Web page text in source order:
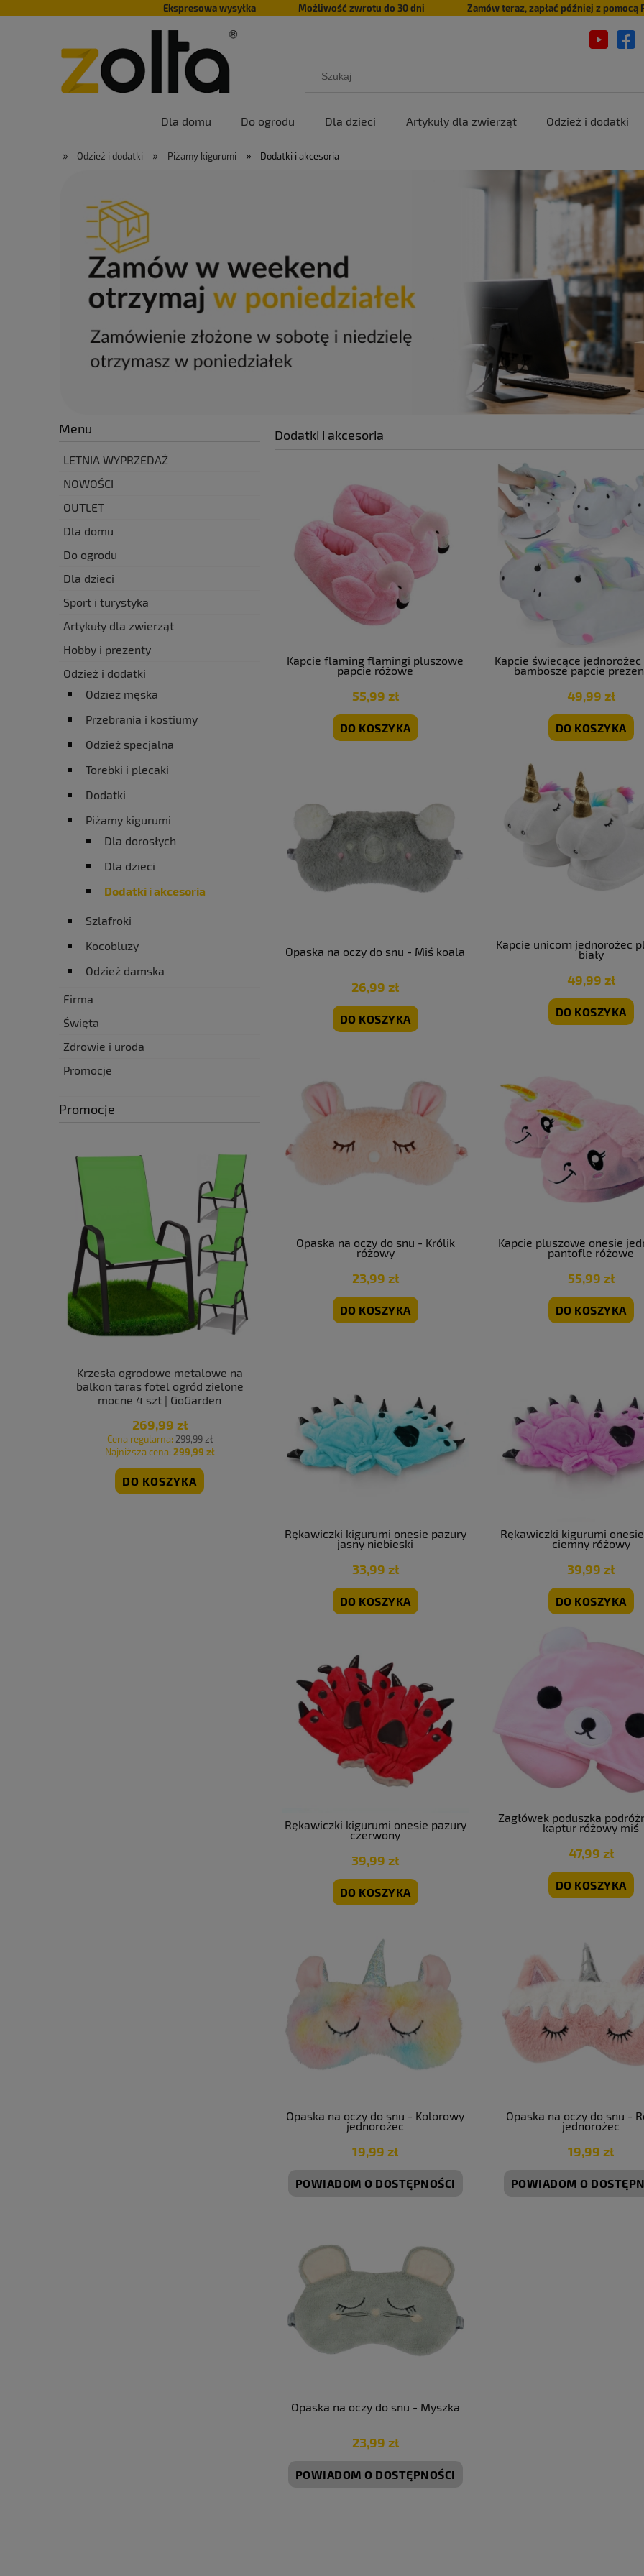
Ekspresowa wysyłka Możliwość zwrotu do 30 dni Zamów teraz, zapłać później z pomocą
Dla domu Do ogrodu Dla dzieci Artykuły dla zwierząt Odzież i dodatki
» Odzież i dodatki » Piżamy kigurumi » Dodatki i akcesoria
Menu
LETNIA WYPRZEDAŻ
NOWOŚCI
OUTLET
Dla domu
Do ogrodu
Dla dzieci
Sport i turystyka
Artykuły dla zwierząt
Hobby i prezenty
Odzież i dodatki
Odzież męska
Przebrania i kostiumy
Odzież specjalna
Torebki i plecaki
Dodatki
Piżamy kigurumi
Dla dorosłych
Dla dzieci
Dodatki i akcesoria
Szlafroki
Kocobluzy
Odzież damska
Firma
Święta
Zdrowie i uroda
Promocje
Promocje
Krzesła ogrodowe metalowe na
balkon taras fotel ogród zielone
mocne 4 szt | GoGarden
269,99 zł
Cena regularna: 299,99 zł
Najniższa cena: 299,99 zł
DO KOSZYKA
mocne 4 szt | GoGarden
269,99 zł
Cena regularna:299,99 zł
Najniższa cena:299,99 zł
DO KOSZYKA
470,69 zł
Cena regularna:522,99 zł
Najniższa cena:522,99 zł
POWIADOM O DOSTĘPNOŚCI
Dodatki i akcesoria
Kapcie flaming flamingi pluszowe
papcie różowe
55,99 zł
DO KOSZYKA
Kapcie świecące
bambosze papcie
dziewczyny
49,99 zł
DO KOSZYKA
Opaska na oczy do snu - Miś koala
26,99 zł
DO KOSZYKA
Kapcie unicorn jednorożec
biały
49,99 zł
DO KOSZYKA
Opaska na oczy do snu - Królik
różowy
23,99 zł
DO KOSZYKA
Kapcie pluszowe onesie
pantofle różowe
55,99 zł
DO KOSZYKA
Rękawiczki kigurumi onesie pazury
jasny niebieski
33,99 zł
DO KOSZYKA
Rękawiczki kigurumi
ciemny różowy
39,99 zł
DO KOSZYKA
Rękawiczki kigurumi onesie pazury
czerwony
39,99 zł
DO KOSZYKA
Zagłówek poduszka
kaptur różowy miś
47,99 zł
DO KOSZYKA
Opaska na oczy do snu - Kolorowy
jednorożec
19,99 zł
POWIADOM O DOSTĘPNOŚCI
Opaska na oczy do snu -
jednorożec
19,99 zł
POWIADOM O
Opaska na oczy do snu - Myszka
23,99 zł
POWIADOM O DOSTĘPNOŚCI